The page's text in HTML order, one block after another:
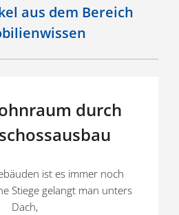
aus dem Bereich
durch
ist es immer noch
Stiege gelangt man unters
Dach,